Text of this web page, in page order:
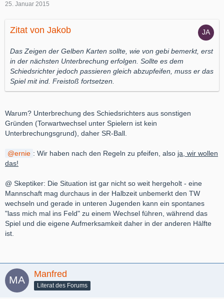
25. Januar 2015
Zitat von Jakob
Das Zeigen der Gelben Karten sollte, wie von gebibemerkt, erst
in der nächsten Unterbrechung erfolgen. Sollte es dem
Schiedsrichter jedoch passieren gleich abzupfeifen, muss er das
Spiel mit ind. Freistoß fortsetzen.
Warum? Unterbrechung des Schiedsrichters aus sonstigen
Gründen (Torwartwechsel unter Spielern ist kein
Unterbrechungsgrund), daher SR-Ball.
ernie : Wir haben nach den Regeln zu pfeifen, also ja, wir wollen
das!
@ Skeptiker: Die Situation ist gar nicht so weit hergeholt - eine
Mannschaft mag durchaus in der Halbzeit unbemerkt den TW
wechseln und gerade in unteren Jugenden kann ein spontanes
"lass mich mal ins Feld" zu einem Wechsel führen, während das
Spiel und die eigene Aufmerksamkeit daher in der anderen Hälfte
ist.
Manfred
Literat des Forums